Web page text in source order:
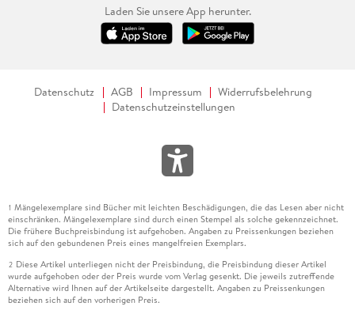
Laden Sie unsere App herunter.
Datenschutz AGB Impressum
Widerrufsbelehrung
Datenschutzeinstellungen
1 Mängelexemplare sind Bücher mit leichten Beschädigungen, die das Lesen aber nicht
einschränken. Mängelexemplare sind durch einen Stempel als solche gekennzeichnet.
Die frühere Buchpreisbindung ist aufgehoben. Angaben zu Preissenkungen beziehen
sich auf den gebundenen Preis eines mangelfreien Exemplars.
2 Diese Artikel unterliegen nicht der Preisbindung, die Preisbindung dieser Artikel
wurde aufgehoben oder der Preis wurde vom Verlag gesenkt. Die jeweils zutreffende
Alternative wird Ihnen auf der Artikelseite dargestellt. Angaben zu Preissenkungen
beziehen sich auf den vorherigen Preis.